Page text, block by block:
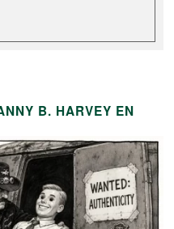
B. HARVEY EN